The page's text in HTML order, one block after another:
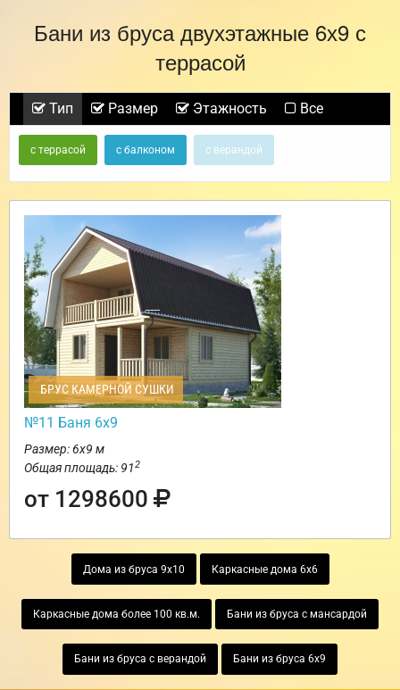
Бани из бруса двухэтажные 6х9 с
террасой
Тип Размер Этажность Все
с террасой с балконом с верандой
БРУС КАМЕРНОЙ СУШКИ
№11 Баня 6х9
Размер: 6х9 м
Общая площадь: 912
от 1298600
Дома из бруса 9х10 Каркасные дома 6х6
Каркасные дома более 100 кв.м. Бани из бруса с мансардой
Бани из бруса с верандой Бани из бруса 6х9